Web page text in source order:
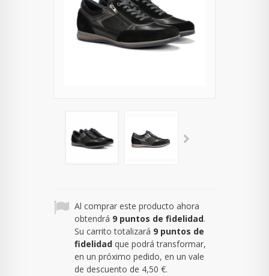
Al comprar este producto ahora
obtendrá 9 puntos de fidelidad.
Su carrito totalizará 9 puntos de
fidelidad que podrá transformar,
en un próximo pedido, en un vale
de descuento de 4,50 €.